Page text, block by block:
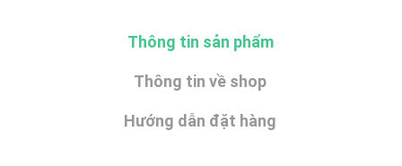
Thông tin sản phẩm
Thông tin về shop
Hướng dẫn đặt hàng